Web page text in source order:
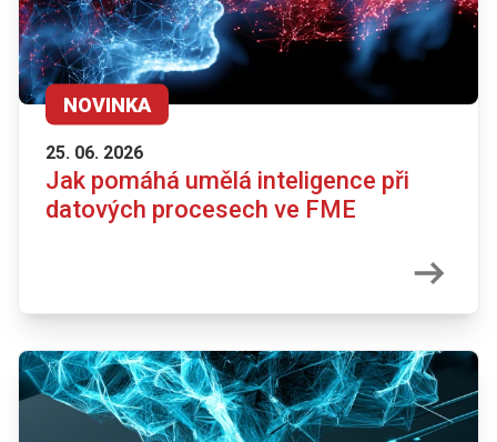
NOVINKA
25. 06. 2026
Jak pomáhá umělá inteligence při
datových procesech ve FME